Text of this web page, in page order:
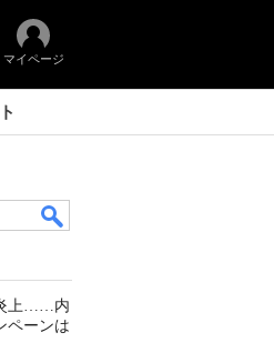
マイページ
上……内
ペーンは